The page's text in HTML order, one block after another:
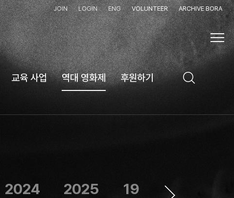
JOIN LOGIN ENG VOLUNTEER ARCHIVE BORA
교육 사업 역대 영화제 후원하기
2024 2025 1997